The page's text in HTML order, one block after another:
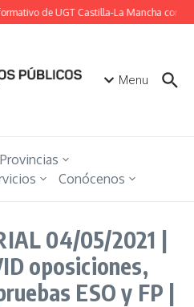
de UGT Castilla-La Mancha con
Menu
Provincias
Conócenos
04/05/2021 |
oposiciones,
ESO y FP |